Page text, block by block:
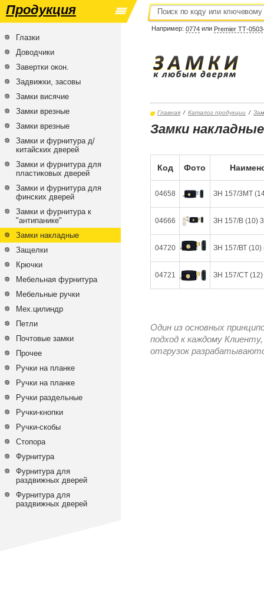
Продукция
Например: 0774 или Premier ТТ-
Глазки
Доводчики
Завертки окон.
Задвижки, засовы
Замки висячие
Замки врезные
Замки врезные
Замки и фурнитура д/
китайских дверей
Замки и фурнитура для
пластиковых дверей
Замки и фурнитура для
финских дверей
Замки и фурнитура к
"антипанике"
Замки накладные
Защелки
Крючки
Мебельная фурнитура
Мебельные ручки
Мех.цилиндр
Петли
Почтовые замки
Прочее
Ручки на планке
Ручки на планке
Ручки раздельные
Ручки-кнопки
Ручки-скобы
Стопора
Фурнитура
Фурнитура для
раздвижных дверей
Фурнитура для
раздвижных дверей
Главная / Каталог продукции /
Замки
Код Фото
04658 ЗН 157/3МТ
04666 ЗН 157/В (10)
04720 ЗН 157/ВТ (10)
04721 ЗН 157/СТ (12)
Один из основных
подход к каждому
отгрузок